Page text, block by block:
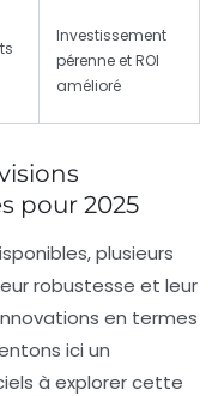
Investissement
pérenne et ROI
amélioré
pour 2025
plusieurs
robustesse et leur
en termes
ici un
à explorer cette